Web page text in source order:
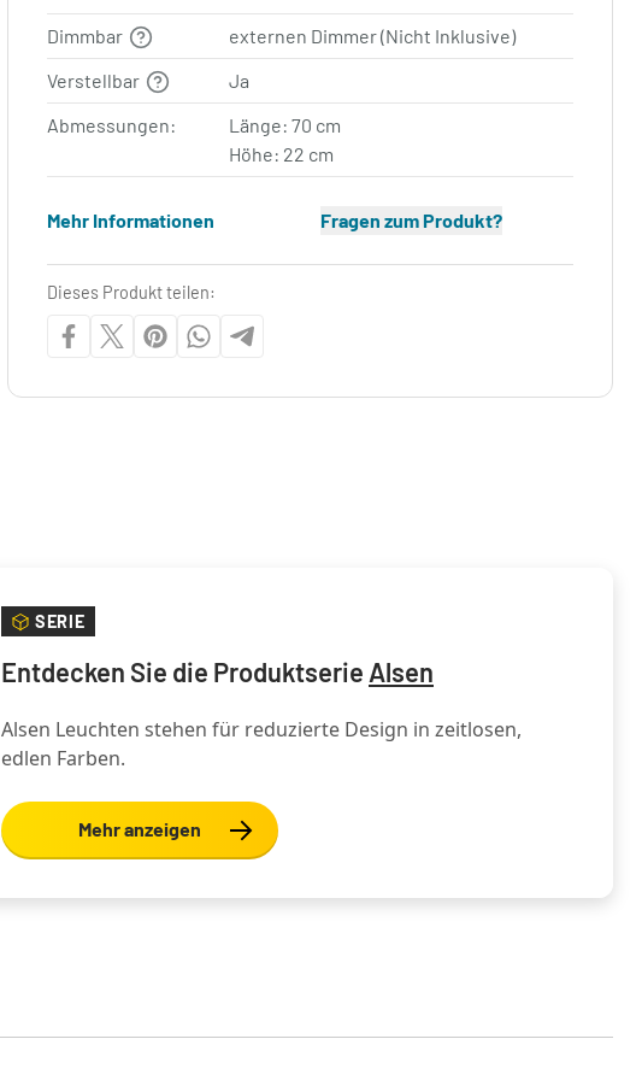
Dimmbar
externen Dimmer (Nicht Inklusive)
Verstellbar
Ja
Abmessungen:
Länge: 70 cm
Höhe: 22 cm
Mehr Informationen Fragen zum Produkt?
Dieses Produkt teilen:
SERIE
Entdecken Sie die Produktserie Alsen
Alsen Leuchten stehen für reduzierte Design in zeitlosen,
edlen Farben.
Mehr anzeigen